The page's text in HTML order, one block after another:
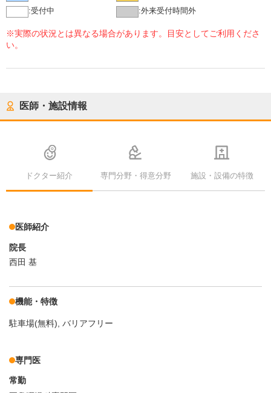
:受付中 :外来受付時間外
※実際の状況とは異なる場合があります。目安としてご利用くださ
い。
医師・施設情報
ドクター紹介 専門分野・得意分野 施設・設備の特徴
医師紹介
院長
西田 基
機能・特徴
駐車場(無料) バリアフリー
専門医
常勤